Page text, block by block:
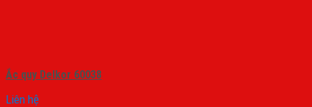
Ắc quy Delkor 60038
Liên hệ